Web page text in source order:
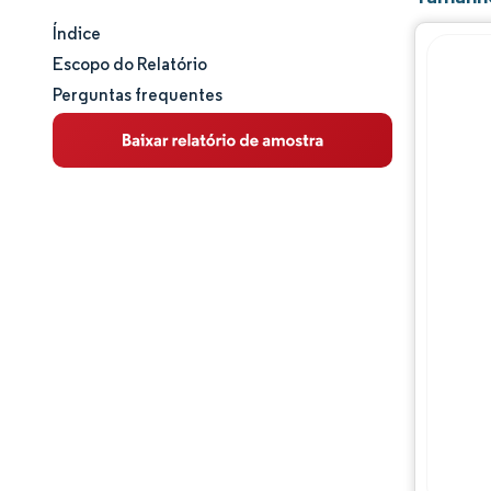
Tamanho e participação de mercado
Análise de mercado
Tendências e insights
Índice
Escopo do Relatório
Perguntas frequentes